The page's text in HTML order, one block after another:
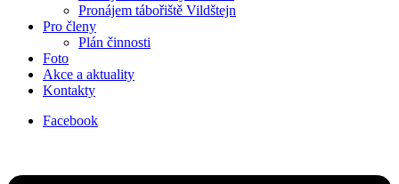
Pronájem tábořiště Vildštejn
Pro členy
Plán činnosti
Foto
Akce a aktuality
Kontakty
Facebook